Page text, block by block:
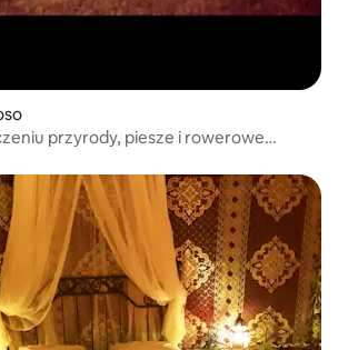
przyrody, piesze i rowerowe